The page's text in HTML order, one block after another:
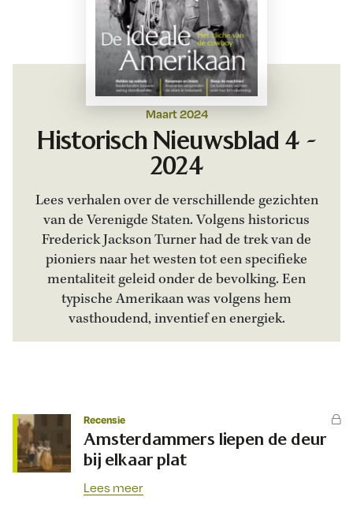
Maart 2024
Historisch Nieuwsblad 4 -
2024
Lees verhalen over de verschillende gezichten
van de Verenigde Staten. Volgens historicus
Frederick Jackson Turner had de trek van de
pioniers naar het westen tot een specifieke
mentaliteit geleid onder de bevolking. Een
typische Amerikaan was volgens hem
vasthoudend, inventief en energiek.
Recensie
Amsterdammers liepen de deur
bij elkaar plat
Lees meer